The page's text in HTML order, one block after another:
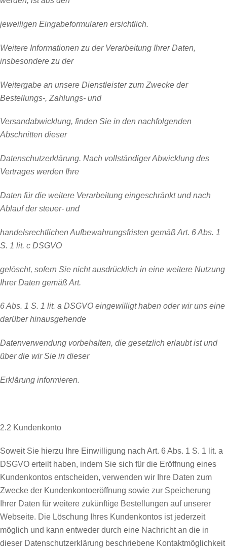
jeweiligen Eingabeformularen ersichtlich.
Weitere Informationen zu der Verarbeitung Ihrer Daten,
insbesondere zu der
Weitergabe an unsere Dienstleister zum Zwecke der
Bestellungs-, Zahlungs- und
Versandabwicklung, finden Sie in den nachfolgenden
Abschnitten dieser
Datenschutzerklärung. Nach vollständiger Abwicklung des
Vertrages werden Ihre
Daten für die weitere Verarbeitung eingeschränkt und nach
Ablauf der steuer- und
handelsrechtlichen Aufbewahrungsfristen gemäß Art. 6 Abs. 1
S. 1 lit. c DSGVO
gelöscht, sofern Sie nicht ausdrücklich in eine weitere Nutzung
Ihrer Daten gemäß Art.
6 Abs. 1 S. 1 lit. a DSGVO eingewilligt haben oder wir uns eine
darüber hinausgehende
Datenverwendung vorbehalten, die gesetzlich erlaubt ist und
über die wir Sie in dieser
Erklärung informieren.
2.2 Kundenkonto
Soweit Sie hierzu Ihre Einwilligung nach Art. 6 Abs. 1 S. 1 lit. a
DSGVO erteilt haben, indem Sie sich für die Eröffnung eines
Kundenkontos entscheiden, verwenden wir Ihre Daten zum
Zwecke der Kundenkontoeröffnung sowie zur Speicherung
Ihrer Daten für weitere zukünftige Bestellungen auf unserer
Webseite. Die Löschung Ihres Kundenkontos ist jederzeit
möglich und kann entweder durch eine Nachricht an die in
dieser Datenschutzerklärung beschriebene Kontaktmöglichkeit